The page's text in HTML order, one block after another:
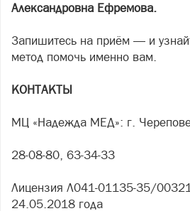
Александровна Ефремова.
Запишитесь на приём — и
метод помочь именно вам.
КОНТАКТЫ
МЦ «Надежда МЕД»: г.
28-08-80, 63-34-33
Лицензия Л041-01135-35/
24.05.2018 года